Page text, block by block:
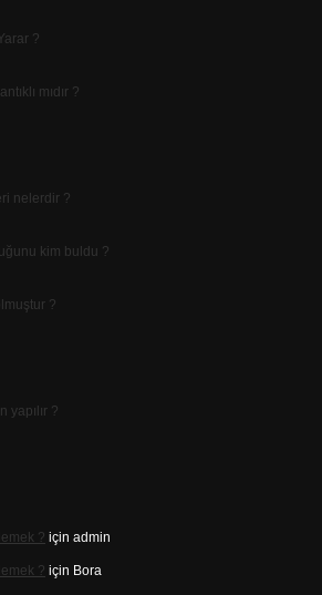
?
mıdır ?
nelerdir ?
kim buldu ?
?
yapılır ?
? için admin
? için Bora